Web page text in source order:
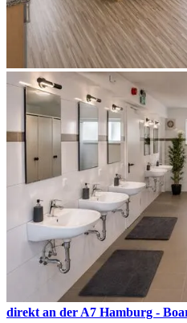
direkt an der A7 Hamburg -